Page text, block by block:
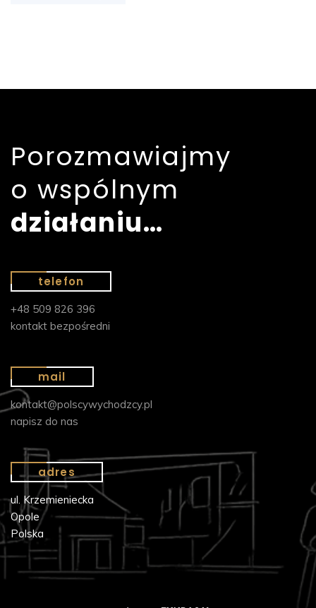
Porozmawiajmy
o wspólnym
działaniu…
telefon
+48 509 826 396
kontakt bezpośredni
mail
kontakt@polscywychodzcy.pl
napisz do nas
adres
ul. Krzemieniecka
Opole
Polska